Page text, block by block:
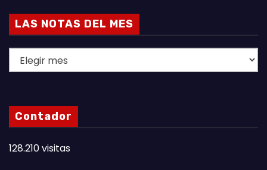
LAS NOTAS DEL MES
A
N
O
A
Contador
128.210 visitas